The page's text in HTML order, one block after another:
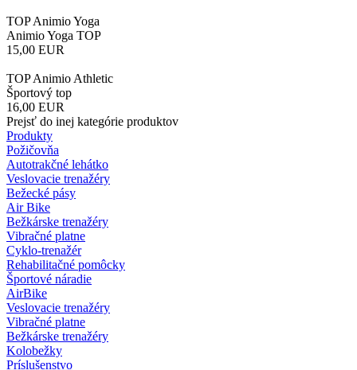
TOP Animio Yoga
Animio Yoga TOP
15,00 EUR
TOP Animio Athletic
Športový top
16,00 EUR
Prejsť do inej kategórie produktov
Produkty
Požičovňa
Autotrakčné lehátko
Veslovacie trenažéry
Bežecké pásy
Air Bike
Bežkárske trenažéry
Vibračné platne
Cyklo-trenažér
Rehabilitačné pomôcky
Športové náradie
AirBike
Veslovacie trenažéry
Vibračné platne
Bežkárske trenažéry
Kolobežky
Príslušenstvo